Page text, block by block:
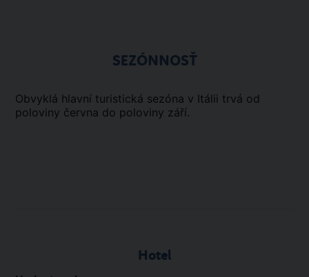
SEZÓNNOSŤ
Obvyklá hlavní turistická sezóna v Itálii trvá od
poloviny června do poloviny září.
Hotel